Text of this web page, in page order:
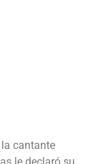
cantante
le declaró su